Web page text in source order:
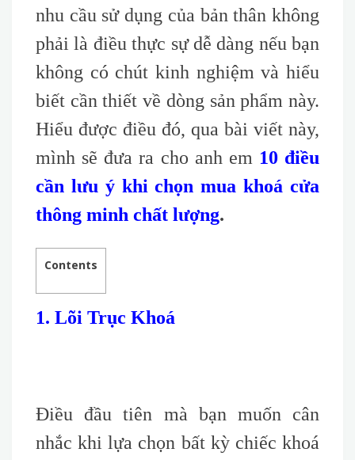
nhu cầu sử dụng của bản thân không
phải là điều thực sự dễ dàng nếu bạn
không có chút kinh nghiệm và hiểu
biết cần thiết về dòng sản phẩm này.
Hiểu được điều đó, qua bài viết này,
mình sẽ đưa ra cho anh em 10 điều
cần lưu ý khi chọn mua khoá cửa
thông minh chất lượng.
Contents
1. Lõi Trục Khoá
Điều đầu tiên mà bạn muốn cân
nhắc khi lựa chọn bất kỳ chiếc khoá